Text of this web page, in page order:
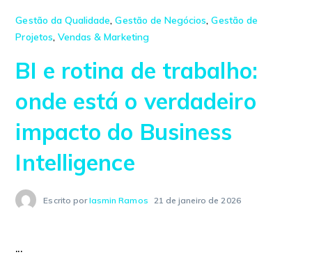
Gestão da Qualidade,Gestão de Negócios,Gestão de
Projetos, Vendas & Marketing
BI e rotina de trabalho:
onde está o verdadeiro
impacto do Business
Intelligence
Escrito porIasmin Ramos 21 de janeiro de 2026
...